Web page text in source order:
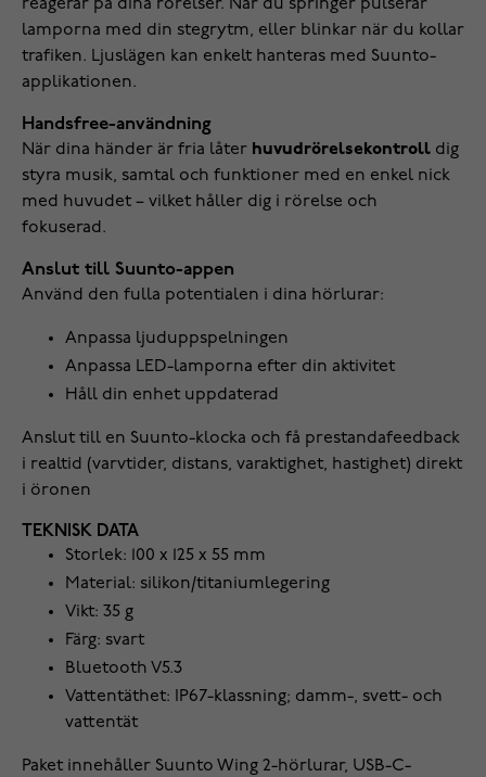
reagerar på dina rörelser. När du springer pulserar
lamporna med din stegrytm, eller blinkar när du kollar
trafiken. Ljuslägen kan enkelt hanteras med Suunto-
applikationen.
Handsfree-användning
När dina händer är fria låter huvudrörelsekontroll dig
styra musik, samtal och funktioner med en enkel nick
med huvudet – vilket håller dig i rörelse och
fokuserad.
Anslut till Suunto-appen
Använd den fulla potentialen i dina hörlurar:
Anpassa ljuduppspelningen
Anpassa LED-lamporna efter din aktivitet
Håll din enhet uppdaterad
Anslut till en Suunto-klocka och få prestandafeedback
i realtid (varvtider, distans, varaktighet, hastighet) direkt
i öronen
TEKNISK DATA
Storlek: 100 x 125 x 55 mm
Material: silikon/titaniumlegering
Vikt: 35 g
Färg: svart
Bluetooth V5.3
Vattentäthet: IP67-klassning; damm-, svett- och
vattentät
Paket innehåller Suunto Wing 2-hörlurar, USB-C-